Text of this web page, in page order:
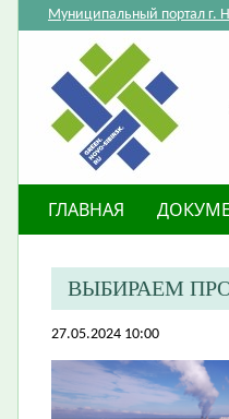
Муниципальный портал г.
ГЛАВНАЯ
ВЫБИРАЕМ
27.05.2024 10:00